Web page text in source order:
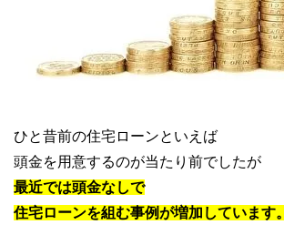
ひと昔前の住宅ローンといえば
頭金を用意するのが当たり前でしたが
最近では頭金なしで
住宅ローンを組む事例が増加しています。